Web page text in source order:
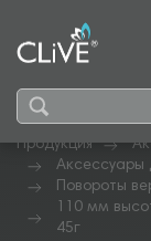
Продукция
Аксессуары
Повороты
110 мм
45г